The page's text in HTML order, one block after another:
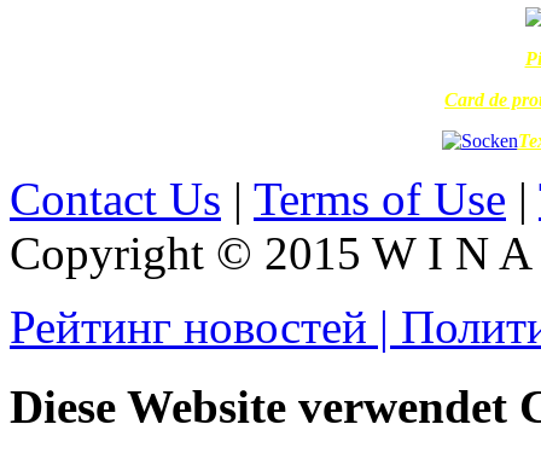
Card de
Contact Us | Terms of Use |
Copyright © 2015 W I N
Рейтинг новостей |
Diese Website verwendet